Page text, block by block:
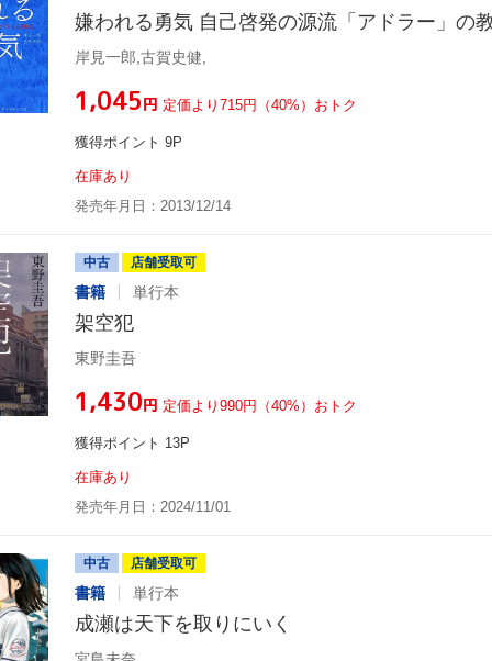
嫌われる勇気 自己啓発の源流「アドラー」の
岸見一郎,古賀史健,
¥1,045円 定価より715円（40%）おトク
獲得ポイント 9P
在庫あり
発売年月日：2013/12/14
中古 店舗受取可
書籍 単行本
架空犯
東野圭吾
¥1,430円 定価より990円（40%）おトク
獲得ポイント 13P
在庫あり
発売年月日：2024/11/01
中古 店舗受取可
書籍 単行本
成瀬は天下を取りにいく